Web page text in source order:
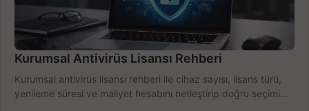
Kurumsal Antivirüs Lisansı Rehberi
Kurumsal antivirüs lisansı rehberi ile cihaz sayısı, lisans türü,
yenileme süresi ve maliyet hesabını netleştirip doğru seçimi